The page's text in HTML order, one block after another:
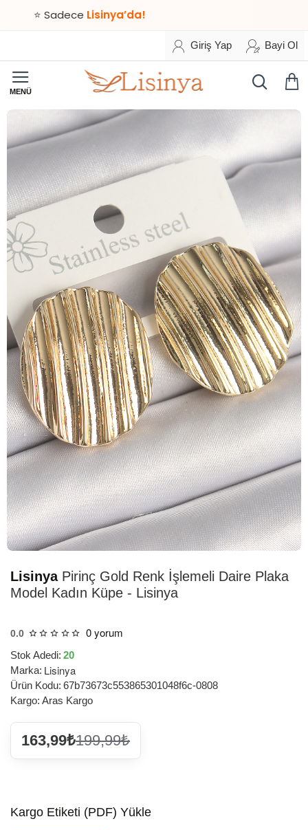
⭐ SadeceLisinya’da!
Giriş Yap Bayi Ol
LisinyaPirinç Gold Renk İşlemeli Daire Plaka
Model Kadın Küpe - Lisinya
0.0 0 yorum
Stok Adedi: 20
Marka: Lisinya
Ürün Kodu: 67b73673c553865301048f6c-0808
Kargo: Aras Kargo
163,99₺199,99₺
Kargo Etiketi (PDF) Yükle